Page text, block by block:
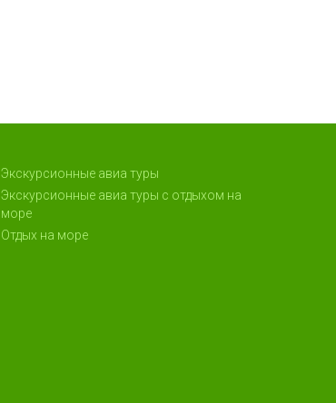
Экскурсионные авиа туры
Экскурсионные авиа туры с отдыхом на
море
Отдых на море